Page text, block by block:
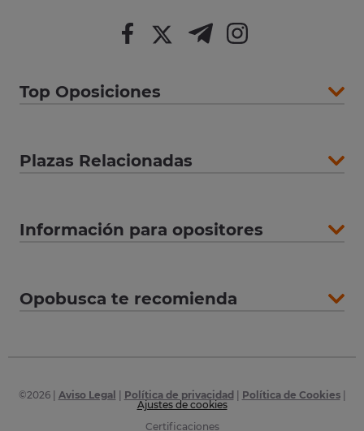
Top Oposiciones
Plazas Relacionadas
Información para opositores
Opobusca te recomienda
©2026| Aviso Legal Política de privacidad Política de Cookies|
Ajustes de cookies
Certificaciones